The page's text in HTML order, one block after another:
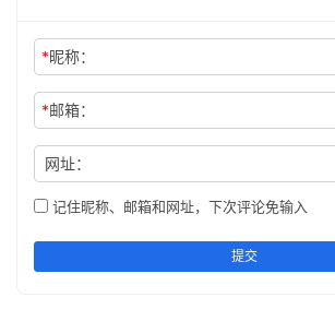
奸不主势，讨其罪也。懦不成势，攻其弱
其锋也。
善者不怨势劣，尽心也。不善者无善行，
势焉。
不执一端，堪避其险也。不计仇怨，堪
*昵称：
*邮箱：
网址：
记住昵称、邮箱和网址，下次评论免输入
提交